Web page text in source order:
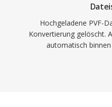
Hochgeladene PVF-
Konvertierung gelöscht.
automatisch